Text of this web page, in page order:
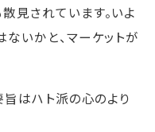
見されています。いよ
いかと、マーケットが
旨はハト派の心のより